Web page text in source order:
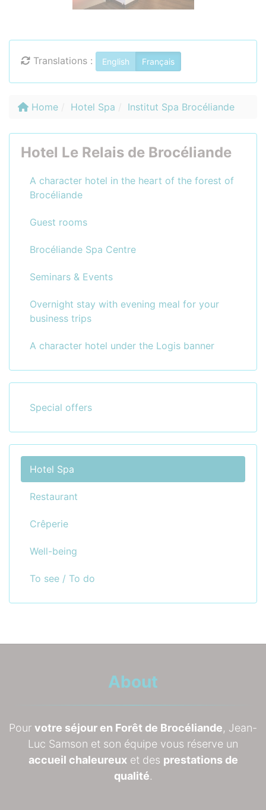
Translations : English Français
Home Hotel Spa Institut Spa Brocéliande
Hotel Le Relais de Brocéliande
A character hotel in the heart of the forest of
Brocéliande
Guest rooms
Brocéliande Spa Centre
Seminars & Events
Overnight stay with evening meal for your
business trips
A character hotel under the Logis banner
Special offers
Hotel Spa
Restaurant
Crêperie
Well-being
To see / To do
About
Pour votre séjour en Forêt de Brocéliande, Jean-
Luc Samson et son équipe vous réserve un
accueil chaleureuxet des prestations de
qualité.